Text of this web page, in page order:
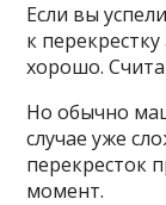
Если вы
к
хорошо.
Но обычно
случае уже
перекресток
момент.